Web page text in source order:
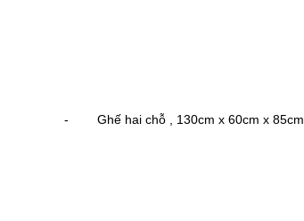
- Ghế hai chỗ , 130cm x 60cm x 85cm